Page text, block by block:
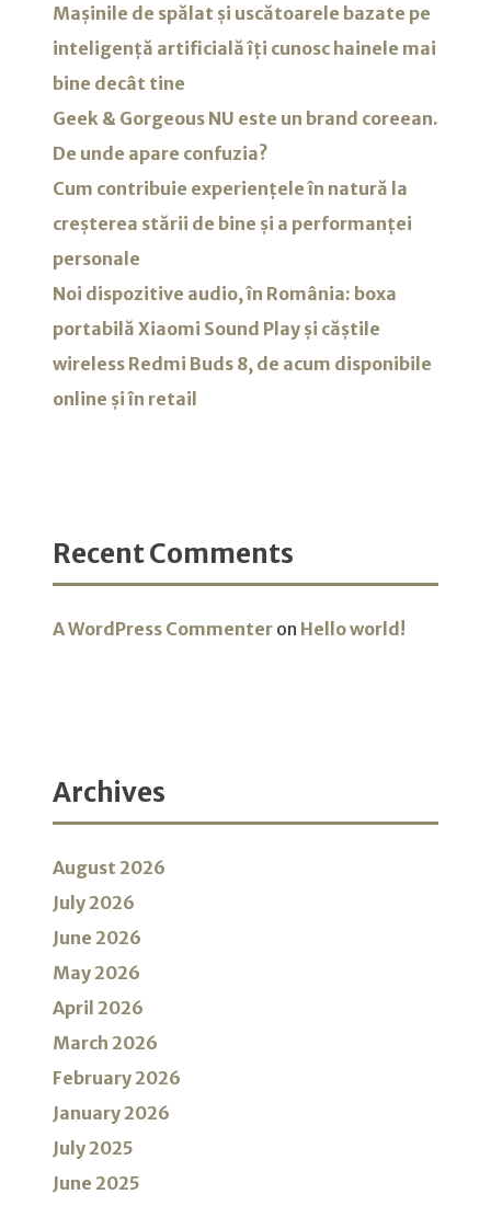
Mașinile de spălat și uscătoarele bazate pe
inteligență artificială îți cunosc hainele mai
bine decât tine
Geek & Gorgeous NU este un brand coreean.
De unde apare confuzia?
Cum contribuie experiențele în natură la
creșterea stării de bine și a performanței
personale
Noi dispozitive audio, în România: boxa
portabilă Xiaomi Sound Play și căștile
wireless Redmi Buds 8, de acum disponibile
online și în retail
Recent Comments
A WordPress Commenter on Hello world!
Archives
August 2026
July 2026
June 2026
May 2026
April 2026
March 2026
February 2026
January 2026
July 2025
June 2025